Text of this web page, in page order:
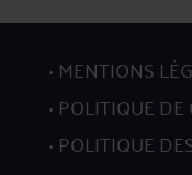
MENTIONS
POLITIQUE
POLITIQUE